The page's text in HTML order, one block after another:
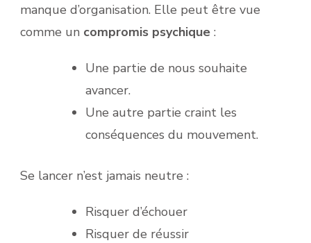
manque d’organisation. Elle peut être vue
comme un compromis psychique :
Une partie de nous souhaite
avancer.
Une autre partie craint les
conséquences du mouvement.
Se lancer n’est jamais neutre :
Risquer d’échouer
Risquer de réussir